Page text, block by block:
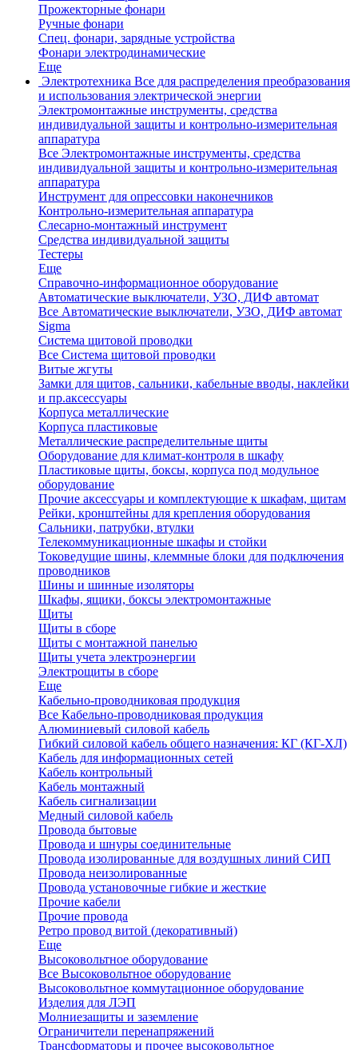
Прожекторные фонари
Ручные фонари
Спец. фонари, зарядные устройства
Фонари электродинамические
Еще
Электротехника Все для распределения преобразования
и использования электрической энергии
Электромонтажные инструменты, средства
индивидуальной защиты и контрольно-измерительная
аппаратура
Все Электромонтажные инструменты, средства
индивидуальной защиты и контрольно-измерительная
аппаратура
Инструмент для опрессовки наконечников
Контрольно-измерительная аппаратура
Слесарно-монтажный инструмент
Средства индивидуальной защиты
Тестеры
Еще
Справочно-информационное оборудование
Автоматические выключатели, УЗО, ДИФ автомат
Все Автоматические выключатели, УЗО, ДИФ автомат
Sigma
Система щитовой проводки
Все Система щитовой проводки
Витые жгуты
Замки для щитов, сальники, кабельные вводы, наклейки
и пр.аксессуары
Корпуса металлические
Корпуса пластиковые
Металлические распределительные щиты
Оборудование для климат-контроля в шкафу
Пластиковые щиты, боксы, корпуса под модульное
оборудование
Прочие аксессуары и комплектующие к шкафам, щитам
Рейки, кронштейны для крепления оборудования
Сальники, патрубки, втулки
Телекоммуникационные шкафы и стойки
Токоведущие шины, клеммные блоки для подключения
проводников
Шины и шинные изоляторы
Шкафы, ящики, боксы электромонтажные
Щиты
Щиты в сборе
Щиты с монтажной панелью
Щиты учета электроэнергии
Электрощиты в сборе
Еще
Кабельно-проводниковая продукция
Все Кабельно-проводниковая продукция
Алюминиевый силовой кабель
Гибкий силовой кабель общего назначения: КГ (КГ-ХЛ)
Кабель для информационных сетей
Кабель контрольный
Кабель монтажный
Кабель сигнализации
Медный силовой кабель
Провода бытовые
Провода и шнуры соединительные
Провода изолированные для воздушных линий СИП
Провода неизолированные
Провода установочные гибкие и жесткие
Прочие кабели
Прочие провода
Ретро провод витой (декоративный)
Еще
Высоковольтное оборудование
Все Высоковольтное оборудование
Высоковольтное коммутационное оборудование
Изделия для ЛЭП
Молниезащиты и заземление
Ограничители перенапряжений
Трансформаторы и прочее высоковольтное